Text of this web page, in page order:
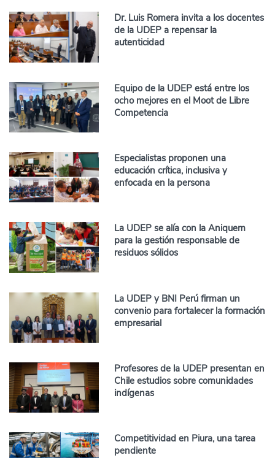
Dr. Luis Romera invita a los docentes
de la UDEP a repensar la
autenticidad
Equipo de la UDEP está entre los
ocho mejores en el Moot de Libre
Competencia
Especialistas proponen una
educación crítica, inclusiva y
enfocada en la persona
La UDEP se alía con la Aniquem
para la gestión responsable de
residuos sólidos
La UDEP y BNI Perú firman un
convenio para fortalecer la formación
empresarial
Profesores de la UDEP presentan en
Chile estudios sobre comunidades
indígenas
Competitividad en Piura, una tarea
pendiente